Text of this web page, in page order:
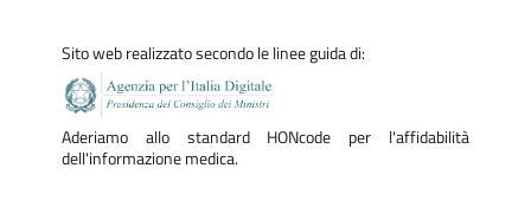
Sito web realizzato secondo le linee guida di:
Aderiamo allo standard HONcode per l'affidabilità
dell'informazione medica.